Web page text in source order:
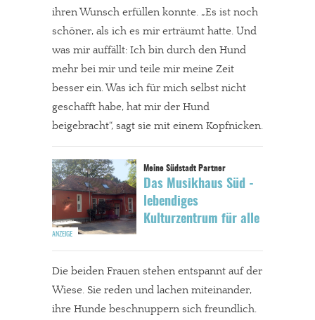
ihren Wunsch erfüllen konnte. „Es ist noch
schöner, als ich es mir erträumt hatte. Und
was mir auffällt: Ich bin durch den Hund
mehr bei mir und teile mir meine Zeit
besser ein. Was ich für mich selbst nicht
geschafft habe, hat mir der Hund
beigebracht“, sagt sie mit einem Kopfnicken.
Das Musikhaus Süd -
lebendiges
Kulturzentrum für alle
Die beiden Frauen stehen entspannt auf der
Wiese. Sie reden und lachen miteinander,
ihre Hunde beschnuppern sich freundlich.